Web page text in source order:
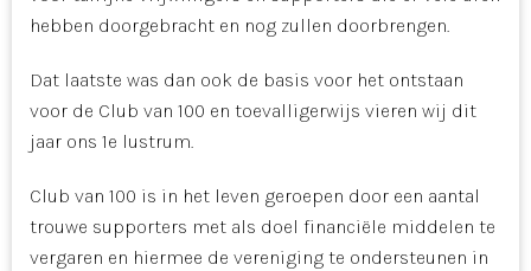
hebben doorgebracht en nog zullen doorbrengen.
Dat laatste was dan ook de basis voor het ontstaan
voor de Club van 100 en toevalligerwijs vieren wij dit
jaar ons 1e lustrum.
Club van 100 is in het leven geroepen door een aantal
trouwe supporters met als doel financiële middelen te
vergaren en hiermee de vereniging te ondersteunen in